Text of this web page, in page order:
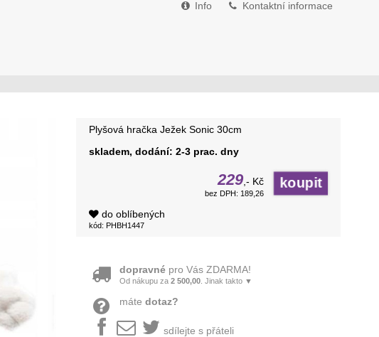
Plyšová hračka Ježek Sonic 30cm
skladem, dodání: 2-3 prac. dny
229,- Kč
bez DPH: 189,26
do oblíbených
kód: PHBH1447
dopravné pro Vás ZDARMA!
Od nákupu za2 500,00 . Jinak takto ▼
mátedotaz?
sdílejte s přáteli
Info Kontaktní informace